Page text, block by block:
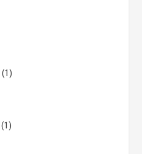
(1)
(1)